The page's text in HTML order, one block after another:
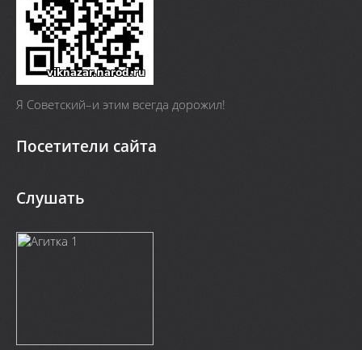
Я Cоветский–и этим всегда дорожил!
Посетители сайта
Слушать